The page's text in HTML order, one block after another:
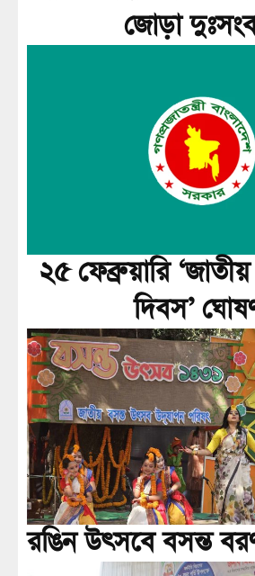
জোড়া
২৫ ফেব্রুয়ারি
দিবস’
রঙিন উৎসবে বসন্ত